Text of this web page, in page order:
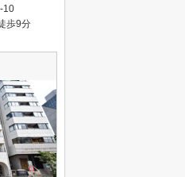
10
歩9分